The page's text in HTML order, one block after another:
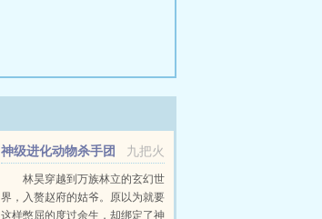
九把火
神级进化动物杀手团
林昊穿越到万族林立的玄幻世
界，入赘赵府的姑爷。原以为就要
这样憋屈的度过余生，却绑定了神